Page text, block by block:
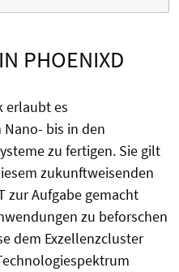
PHOENIXD
erlaubt es
bis in den
zu fertigen. Sie gilt
zukunftweisenden
zur Aufgabe gemacht
zu beforschen
dem Exzellenzcluster